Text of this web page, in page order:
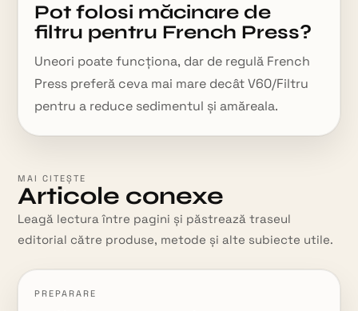
Pot folosi măcinare de
filtru pentru French Press?
Uneori poate funcționa, dar de regulă French
Press preferă ceva mai mare decât V60/Filtru
pentru a reduce sedimentul și amăreala.
MAI CITEȘTE
Articole conexe
Leagă lectura între pagini și păstrează traseul
editorial către produse, metode și alte subiecte utile.
PREPARARE